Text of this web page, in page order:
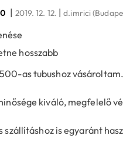
| 2019. 12. 12. |d.imrici
hosszabb
as tubushoz vásároltam.
kiváló, megfelelő
szállításhoz is egyaránt